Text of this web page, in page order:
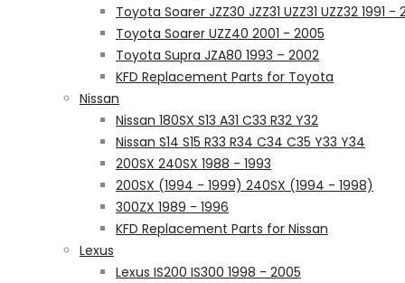
Toyota Soarer JZZ30 JZZ31 UZZ31 UZZ32 1991 -
Toyota Soarer UZZ40 2001 - 2005
Toyota Supra JZA80 1993 – 2002
KFD Replacement Parts for Toyota
Nissan
Nissan 180SX S13 A31 C33 R32 Y32
Nissan S14 S15 R33 R34 C34 C35 Y33 Y34
200SX 240SX 1988 - 1993
200SX (1994 - 1999) 240SX (1994 - 1998)
300ZX 1989 - 1996
KFD Replacement Parts for Nissan
Lexus
Lexus IS200 IS300 1998 - 2005